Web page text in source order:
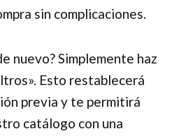
sin complicaciones.
nuevo? Simplemente haz
Esto restablecerá
previa y te permitirá
catálogo con una